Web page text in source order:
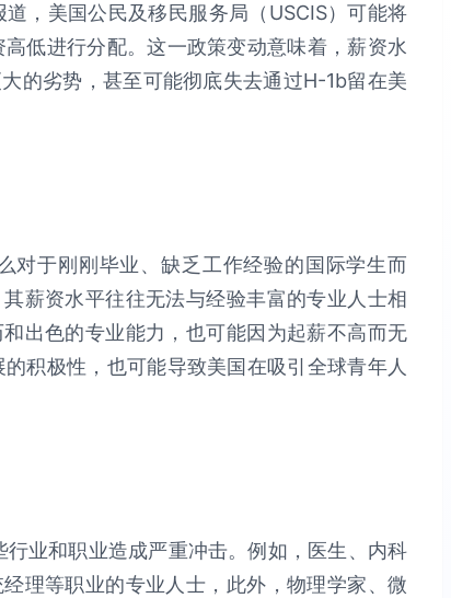
，美国公民及移民服务局（USCIS）可能将
低进行分配。这一政策变动意味着，薪资水
的劣势，甚至可能彻底失去通过H-1b留在美
对于刚刚毕业、缺乏工作经验的国际学生而
薪资水平往往无法与经验丰富的专业人士相
出色的专业能力，也可能因为起薪不高而无
积极性，也可能导致美国在吸引全球青年人
业和职业造成严重冲击。例如，医生、内科
理等职业的专业人士，此外，物理学家、微